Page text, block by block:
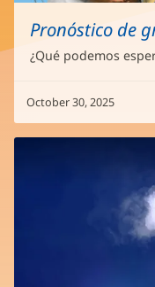
Pronóstico de
¿Qué podemos
October 30, 2025